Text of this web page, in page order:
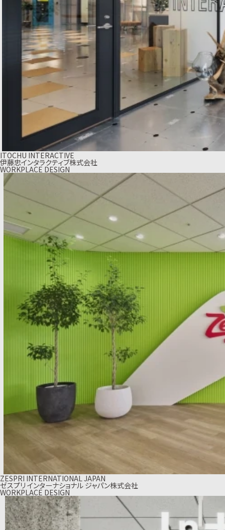
ITOCHU INTERACTIVE
伊藤忠インタラクティブ株式会社
WORKPLACE DESIGN
ZESPRI INTERNATIONAL JAPAN
ゼスプリ インターナショナル ジャパン株式会社
WORKPLACE DESIGN